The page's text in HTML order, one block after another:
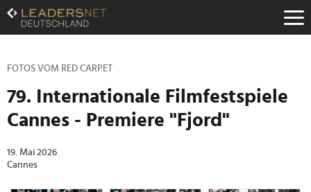
Zum
Inhalt
Zur
Navigation
Hauptnavigation
FOTOS VOM RED CARPET
79. Internationale Filmfestspiele
Cannes - Premiere "Fjord"
19. Mai 2026
Cannes